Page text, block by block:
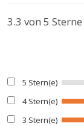
3.3 von 5 Sterne
5 Stern(e)
4 Stern(e)
3 Stern(e)